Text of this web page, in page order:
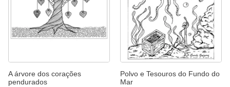
A árvore dos corações
pendurados
Polvo e Tesouros do Fundo do
Mar